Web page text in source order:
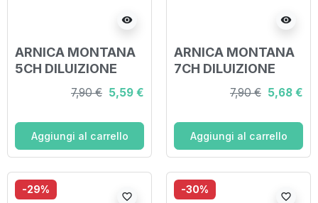
visibility
ARNICA MONTANA
5CH DILUIZIONE
HAHNEMANNIANA
CENTESIMALE
7,90 € 5,59 €
Aggiungi al carrello
visibility
ARNICA MONTANA
7CH DILUIZIONE
HAHNEMANNIANA
CENTESIMALE
7,90 € 5,68 €
Aggiungi al carrello
-29%
favorite_border
-30%
favorite_border